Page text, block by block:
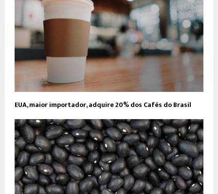
EUA, maior importador, adquire 20% dos Cafés do Brasil